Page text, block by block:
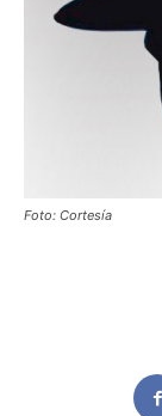
Foto: Cortesía